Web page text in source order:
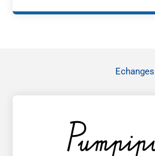
Echanges